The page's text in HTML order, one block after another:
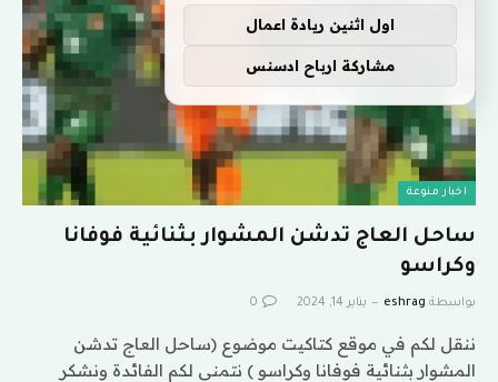
اخبار منوعة
ساحل العاج تدشن المشوار بثنائية فوفانا
وكراسو
بواسطة eshrag يناير 14, 2024 0
ننقل لكم في موقع كتاكيت موضوع (ساحل العاج تدشن
المشوار بثنائية فوفانا وكراسو ) نتمنى لكم الفائدة ونشكر
اول اثنين ريادة اعمال
مشاركة ارباح ادسنس